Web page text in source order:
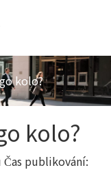
kolo?
kolo?
publikování: